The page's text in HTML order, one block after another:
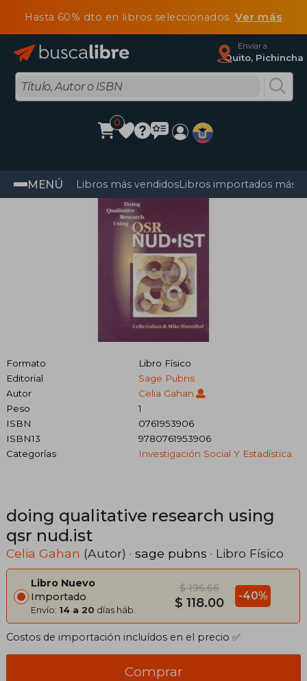
Hasta 60% dto en libros seleccionadosVer más
Enviar a
Quito, Pichincha
0
MENÚ Libros más vendidosLibros importados más
Formato
Libro Físico
Editorial
Sage Pubns
Autor
Celia Gahan
Peso
1
ISBN
0761953906
ISBN13
9780761953906
Categorías
Investigación Social Y Estadística
doing qualitative research using
qsr nud.ist
Celia Gahan (Autor) · sage pubns · Libro Físico
Libro Nuevo
Importado
Envío: 14 a 20 días háb.
$ 196.66
$ 118.00 -40%
Costos de importación incluídos en el precio ✅
Comprar